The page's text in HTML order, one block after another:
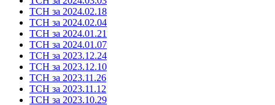
ТСН за 2024.02.18
ТСН за 2024.02.04
ТСН за 2024.01.21
ТСН за 2024.01.07
ТСН за 2023.12.24
ТСН за 2023.12.10
ТСН за 2023.11.26
ТСН за 2023.11.12
ТСН за 2023.10.29